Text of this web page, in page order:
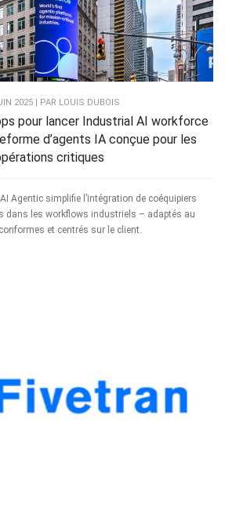
2025 | PAR LOUIS DUBOIS
pour lancer Industrial AI workforce
d’agents IA conçue pour les
critiques
Agentic simplifie l’intégration de coéquipiers
dans les workflows industriels – adaptés au
et centrés sur le client.